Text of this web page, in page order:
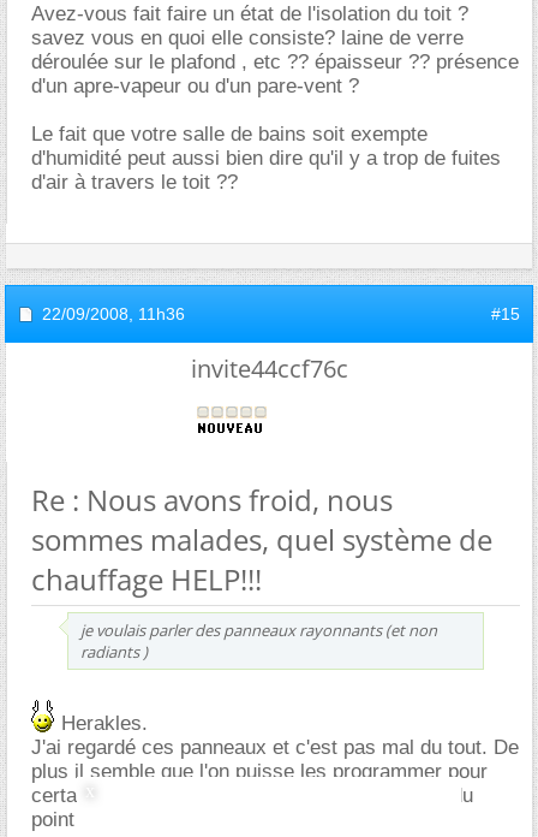
Avez-vous fait faire un état de l'isolation du toit ?
savez vous en quoi elle consiste? laine de verre
déroulée sur le plafond , etc ?? épaisseur ?? présence
d'un apre-vapeur ou d'un pare-vent ?
Le fait que votre salle de bains soit exempte
d'humidité peut aussi bien dire qu'il y a trop de fuites
d'air à travers le toit ??
22/09/2008, 11h36 #15
invite44ccf76c
Re : Nous avons froid, nous
sommes malades, quel système de
chauffage HELP!!!
je voulais parler des panneaux rayonnants (et non
radiants )
Herakles.
J'ai regardé ces panneaux et c'est pas mal du tout. De
plus il semble que l'on puisse les programmer pour
certains, ce qui me semble un grand avantage du
point de vue coût.